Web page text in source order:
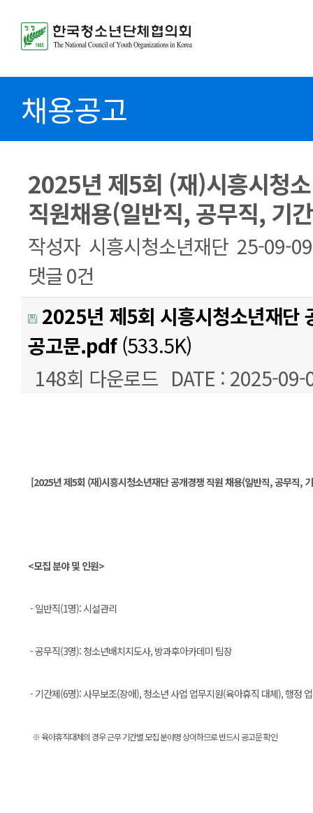
채용공고
2025년 제5회 (재)시흥시청
직원채용(일반직, 공무직, 기
작성자 시흥시청소년재단 25-09-
댓글0건
2025년 제5회 시흥시청소년재단
공고문.pdf(533.5K)
148회 다운로드 DATE : 2025-
[2025년 제5회 (재)시흥시청소년재단 공개경쟁 직원 채용(일반직, 공무직,
<모집 분야 및 인원>
- 일반직(1명): 시설관리
- 공무직(3명): 청소년배치지도사, 방과후아카데미 팀장
- 기간제(6명): 사무보조(장애), 청소년 사업 업무지원(육아휴직 대체), 행정
※ 육아휴직대체의 경우 근무 기간별 모집 분야명 상이하므로 반드시 공고문 확인